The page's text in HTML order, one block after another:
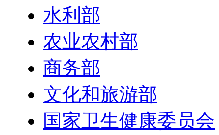
水利部
农业农村部
商务部
文化和旅游部
国家卫生健康委员会